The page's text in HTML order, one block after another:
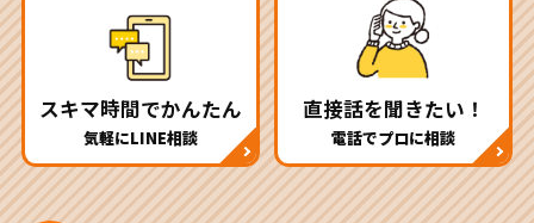
スキマ時間でかんたん
気軽にLINE相談
直接話を聞きたい！
電話でプロに相談